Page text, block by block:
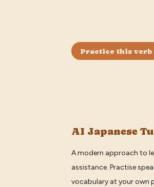
Practice this verb
AI Japanese
A modern approach to
assistance. Practise
vocabulary at your own